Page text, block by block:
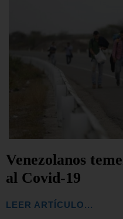
Venezolanos
al Covid-19
LEER ARTÍCULO...